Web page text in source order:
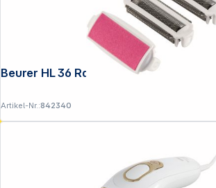
Beurer HL 36 Rasier- und Peelingaufsatz
Artikel-Nr.:842340